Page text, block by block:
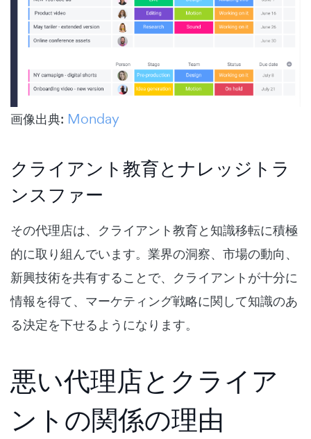
画像出典: Monday
クライアント教育とナレッジトラ
ンスファー
その代理店は、クライアント教育と知識移転に積極
的に取り組んでいます。業界の洞察、市場の動向、
新興技術を共有することで、クライアントが十分に
情報を得て、マーケティング戦略に関して知識のあ
る決定を下せるようになります。
悪い代理店とクライア
ントの関係の理由